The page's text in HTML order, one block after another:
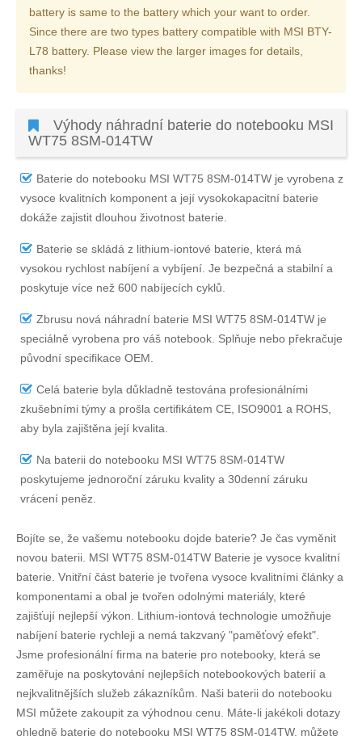
battery is same to the battery which your want to order.
Since there are two types battery compatible with MSI BTY-
L78 battery. Please view the larger images for details,
thanks!
Výhody náhradní baterie do notebooku MSI
WT75 8SM-014TW
Baterie do notebooku MSI WT75 8SM-014TW je vyrobena z
vysoce kvalitních komponent a její vysokokapacitní baterie
dokáže zajistit dlouhou životnost baterie.
Baterie se skládá z lithium-iontové baterie, která má
vysokou rychlost nabíjení a vybíjení. Je bezpečná a stabilní a
poskytuje více než 600 nabíjecích cyklů.
Zbrusu nová náhradní baterie MSI WT75 8SM-014TW je
speciálně vyrobena pro váš notebook. Splňuje nebo překračuje
původní specifikace OEM.
Celá baterie byla důkladně testována profesionálními
zkušebními týmy a prošla certifikátem CE, ISO9001 a ROHS,
aby byla zajištěna její kvalita.
Na baterii do notebooku MSI WT75 8SM-014TW
poskytujeme jednoroční záruku kvality a 30denní záruku
vrácení peněz.
Bojíte se, že vašemu notebooku dojde baterie? Je čas vyměnit
novou baterii. MSI WT75 8SM-014TW Baterie je vysoce kvalitní
baterie. Vnitřní část baterie je tvořena vysoce kvalitními články a
komponentami a obal je tvořen odolnými materiály, které
zajišťují nejlepší výkon. Lithium-iontová technologie umožňuje
nabíjení baterie rychleji a nemá takzvaný "paměťový efekt".
Jsme profesionální firma na baterie pro notebooky, která se
zaměřuje na poskytování nejlepších notebookových baterií a
nejkvalitnějších služeb zákazníkům. Naši baterii do notebooku
MSI můžete zakoupit za výhodnou cenu. Máte-li jakékoli dotazy
ohledně baterie do notebooku MSI WT75 8SM-014TW, můžete